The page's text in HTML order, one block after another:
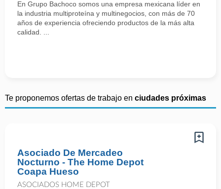
En Grupo Bachoco somos una empresa mexicana líder en
la industria multiproteína y multinegocios, con más de 70
años de experiencia ofreciendo productos de la más alta
calidad. ...
Te proponemos ofertas de trabajo en ciudades próximas
Asociado De Mercadeo
Nocturno - The Home Depot
Coapa Hueso
ASOCIADOS HOME DEPOT